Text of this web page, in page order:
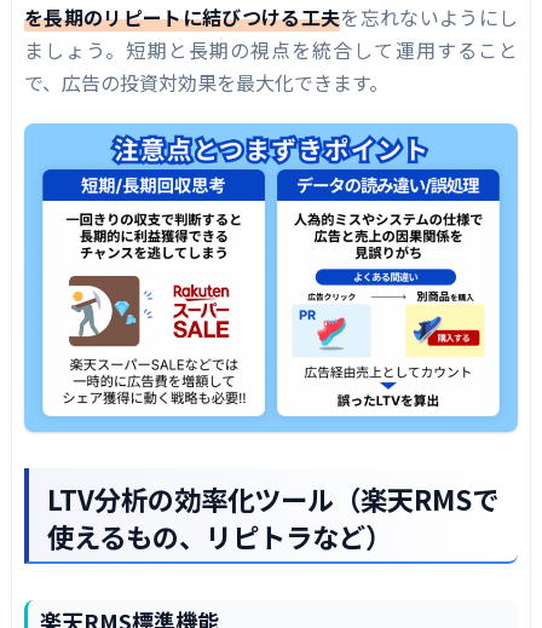
を長期のリピートに結びつける工夫を忘れないようにし
ましょう。短期と長期の視点を統合して運用すること
で、広告の投資対効果を最大化できます。
LTV分析の効率化ツール（楽天RMSで
使えるもの、リピトラなど）
楽天RMS標準機能